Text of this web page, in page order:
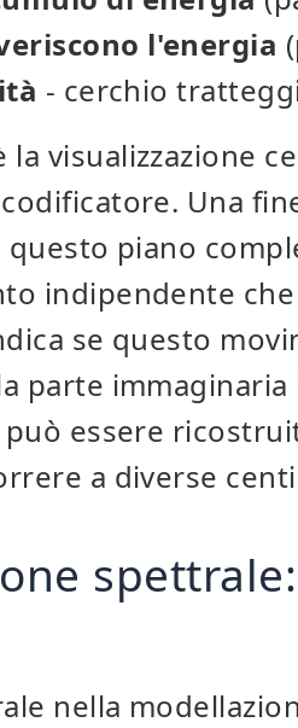
l'energia
- cerchio
la visualizzazione
Una
piano
indipendente
se questo
parte
essere
a diverse
nella